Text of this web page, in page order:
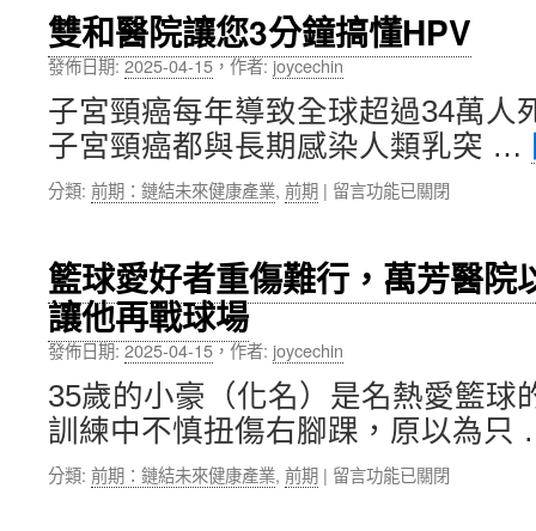
心」，
雙
和
院
深
耕
16
年
台
灣
續
動
獎
肯
定〉
醫
院
高
齡
整
合
門
診，
提
者
友
服
及
用
藥
指
導
雙和醫院讓您3分鐘搞懂HPV
發佈日期:2025-04-15，作者: joycechin
子宮頸癌每年導致全球超過34萬人
子宮頸癌都與長期感染人類乳突 …
分類: 前期：鏈結未來健康產業, 前期 | 在
醫
院
讓
3
分
鐘
搞
懂
HPV〉
留言功能已關閉
籃球愛好者重傷難行，萬芳醫院
讓他再戰球場
發佈日期:2025-04-15，作者: joycechin
35歲的小豪（化名）是名熱愛籃球
訓練中不慎扭傷右腳踝，原以為
分類: 前期：鏈結未來健康產業, 前期 | 在
留言功能已關閉